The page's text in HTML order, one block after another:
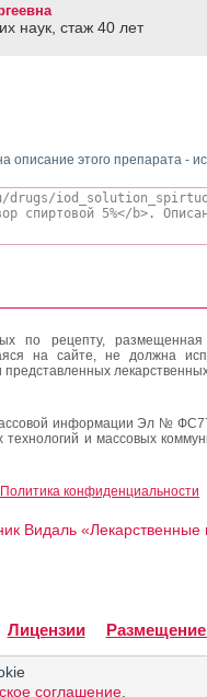
наук, стаж 40 лет
описание этого препарата -
по рецепту,
на сайте, не должна
информации Эл №
и массовых
Политика конфиденциальности
Видаль «Лекарственные
Лицензии
соглашение